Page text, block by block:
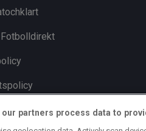
our partners process data to